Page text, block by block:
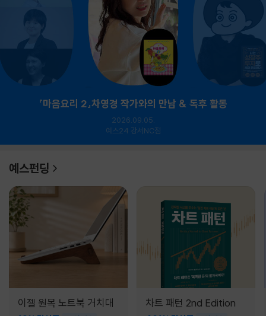
『마음요리 2』차영경 작가와의 만남 & 독후 활동
2026.09.05.
예스24 강서NC점
예스펀딩
이젤 원목 노트북 거치대 차트 패턴 2nd Edition